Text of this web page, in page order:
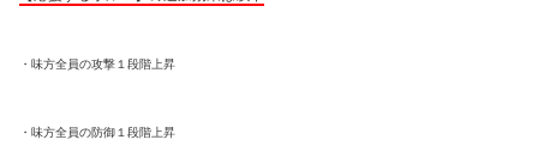
・味方全員の攻撃１段階上昇
・味方全員の防御１段階上昇